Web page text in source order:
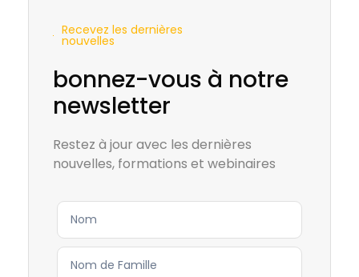
Recevez les dernières
nouvelles
bonnez-vous à notre
newsletter
Restez à jour avec les dernières
nouvelles, formations et webinaires